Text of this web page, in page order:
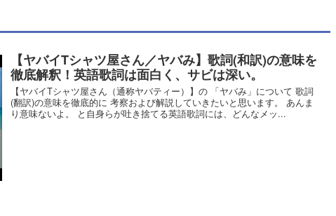
【ヤバイTシャツ屋さん／ヤバみ】歌詞(和訳)の意味を
徹底解釈！英語歌詞は面白く、サビは深い。
【ヤバイTシャツ屋さん（通称ヤバティー）】の 「ヤバみ」について 歌詞
(翻訳)の意味を徹底的に 考察および解説していきたいと思います。 あんま
り意味ないよ。 と自身らが吐き捨てる英語歌詞には、どんなメッ...